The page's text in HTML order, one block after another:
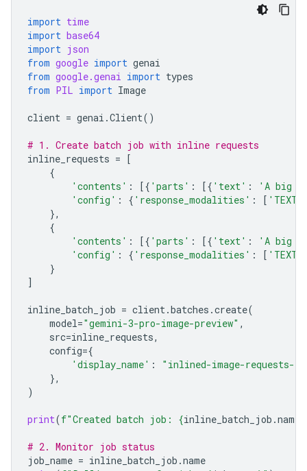
import time
import base64
import json
from google import genai
from google.genai import types
from PIL import Image
client = genai .Client()
# 1. Create batch job with inline requests
inline_requests = [
{
'contents' : [{ 'parts' : [{ 'text' :
'A big
'config' : { 'response_modalities' : [ 'TEXT'
},
{
'contents' : [{ 'parts' : [{ 'text' :
'A big
'config' : { 'response_modalities' : [ 'TEXT'
}
]
inline_batch_job = client.batches .create(
model="gemini-3-pro-image-preview" ,
src=inline_requests,
config={
'display_name' :
"inlined-image-requests-
},
)
print(f"Created batch job: {inline_batch_job .name
# 2. Monitor job status
job_name = inline_batch_job .name